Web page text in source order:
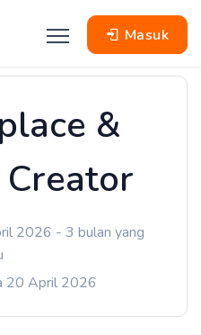
Masuk
&
2026 - 3 bulan yang
20 April 2026